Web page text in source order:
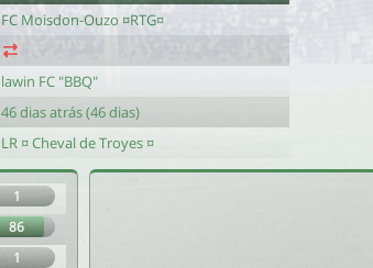
FC Moisdon-Ouzo ¤RTG¤
lawin FC "BBQ"
46 dias atrás (46 dias)
LR ¤ Cheval de Troyes ¤
1
86
1